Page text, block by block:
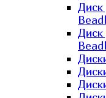
Диск
Диск